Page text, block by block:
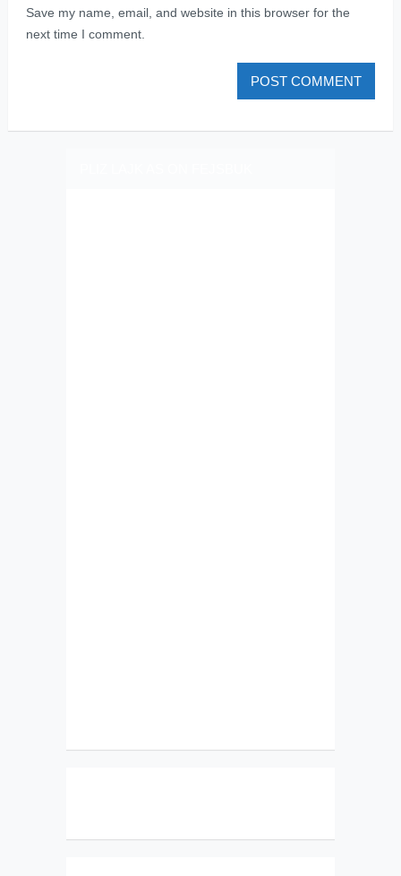
Save my name, email, and website in this browser for the
next time I comment.